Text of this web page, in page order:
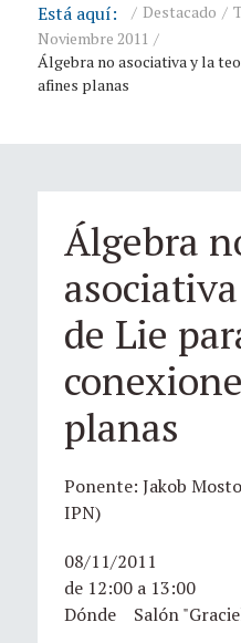
Está aquí: Destacado
Noviembre 2011
Álgebra no asociativa y la
afines planas
Álgebra
de Lie
planas
Ponente: Jakob
IPN)
08/11/2011
de 12:00 a 13:00
Dónde Salón